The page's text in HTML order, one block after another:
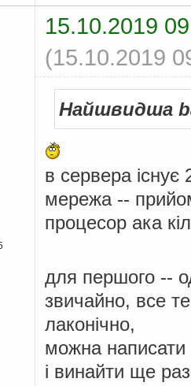
15.10.2019
(15.10.2019
Найшвидша
в сервера існує
мережа --
процесор ака
для першого --
звичайно, все
лаконічно,
можна написати
і винайти ще